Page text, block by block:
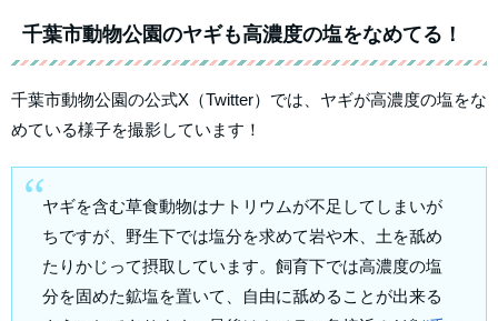
千葉市動物公園のヤギも高濃度の塩をなめてる！
千葉市動物公園の公式X（Twitter）では、ヤギが高濃度の塩をな
めている様子を撮影しています！
ヤギを含む草食動物はナトリウムが不足してしまいが
ちですが、野生下では塩分を求めて岩や木、土を舐め
たりかじって摂取しています。飼育下では高濃度の塩
分を固めた鉱塩を置いて、自由に舐めることが出来る